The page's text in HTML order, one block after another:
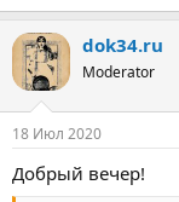
е
к
ц
и
dok34.ru
Moderator
18 Июл 2020
Добрый вечер!